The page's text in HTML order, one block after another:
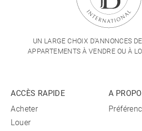
UN LARGE CHOIX D'ANNONCES
APPARTEMENTS À VENDRE OU À
ACCÈS RAPIDE
Acheter
Louer
A